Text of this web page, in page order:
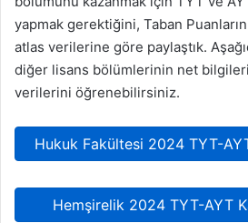
yapmak gerektiğini, Taban
atlas verilerine göre paylaştık.
diğer lisans bölümlerinin net
verilerini öğrenebilirsiniz.
Hukuk Fakültesi 2024 TYT-
Hemşirelik 2024 TYT-AYT